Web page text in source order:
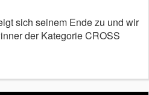
sich seinem Ende zu und wir
der Kategorie CROSS